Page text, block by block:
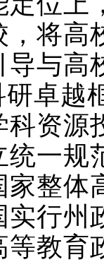
，将高
导与高
研卓越
科资源
统一规
家整体
实行州
等教育